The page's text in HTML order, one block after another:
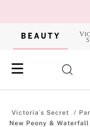
New Peony & Waterfall